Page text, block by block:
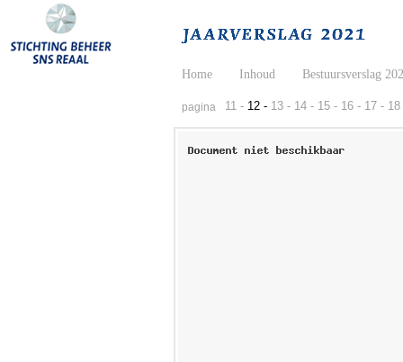
pagina 11 - 12 - 13 - 14 - 15 - 16 - 17 - 18
Home Inhoud Bestuursverslag